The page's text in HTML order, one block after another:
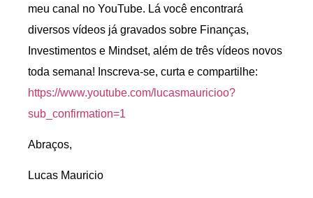
meu canal no YouTube. Lá você encontrará
diversos vídeos já gravados sobre Finanças,
Investimentos e Mindset, além de três vídeos novos
toda semana! Inscreva-se, curta e compartilhe:
https://www.youtube.com/lucasmauricioo?
sub_confirmation=1
Abraços,
Lucas Mauricio